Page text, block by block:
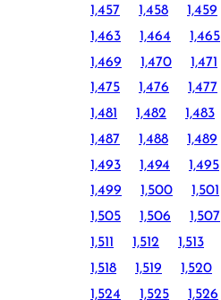
1,457
1,458 1,459
1,463
1,464 1,465
1,469
1,470 1,471
1,475
1,476 1,477
1,481
1,482 1,483
1,487
1,488 1,489
1,493
1,494 1,495
1,499
1,500 1,501
1,505
1,506 1,507
1,511
1,512 1,513
1,518
1,519 1,520
1,524
1,525 1,526